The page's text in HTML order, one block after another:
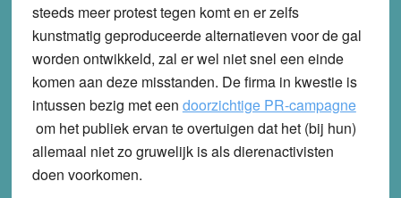
steeds meer protest tegen komt en er zelfs
kunstmatig geproduceerde alternatieven voor de gal
worden ontwikkeld, zal er wel niet snel een einde
komen aan deze misstanden. De firma in kwestie is
intussen bezig met een doorzichtige PR-campagne
om het publiek ervan te overtuigen dat het (bij hun)
allemaal niet zo gruwelijk is als dierenactivisten
doen voorkomen.